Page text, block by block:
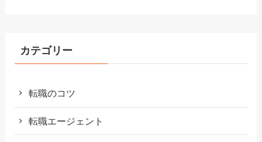
カテゴリー
転職のコツ
転職エージェント